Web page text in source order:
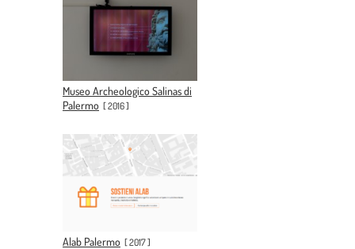
Museo Archeologico Salinas di
Palermo [2016]
Alab Palermo [2017]